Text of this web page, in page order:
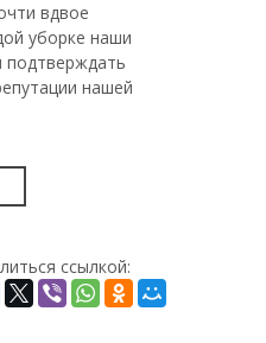
вдвое
уборке наши
подтверждать
нашей
ссылкой: